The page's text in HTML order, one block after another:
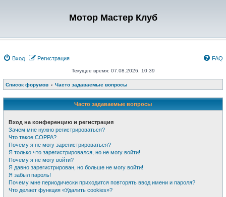
Мотор Мастер Клуб
Вход Регистрация FAQ
Текущее время: 07.08.2026, 10:39
Список форумов Часто задаваемые вопросы
Часто задаваемые вопросы
Вход на конференцию и регистрация
Зачем мне нужно регистрироваться?
Что такое COPPA?
Почему я не могу зарегистрироваться?
Я только что зарегистрировался, но не могу войти!
Почему я не могу войти?
Я давно зарегистрирован, но больше не могу войти!
Я забыл пароль!
Почему мне периодически приходится повторять ввод имени и пароля?
Что делает функция «Удалить cookies»?